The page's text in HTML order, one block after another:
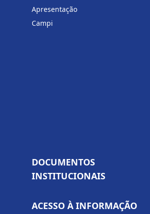
Apresentação
Campi
DOCUMENTOS
INSTITUCIONAIS
ACESSO À INFORMAÇÃO